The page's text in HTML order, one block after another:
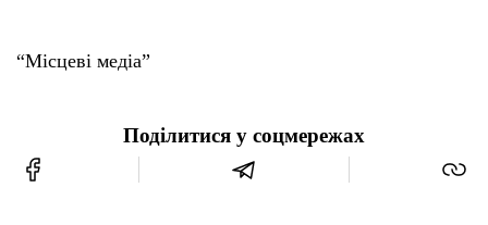
“Місцеві медіа”
Поділитися у соцмережах